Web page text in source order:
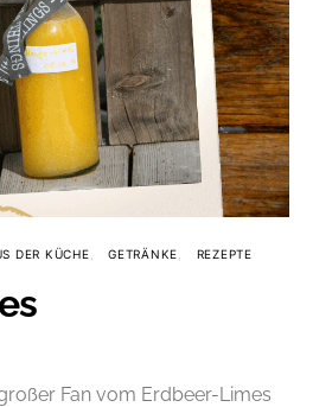
DER KÜCHE GETRÄNKE REZEPTE
Fan vom Erdbeer-Limes